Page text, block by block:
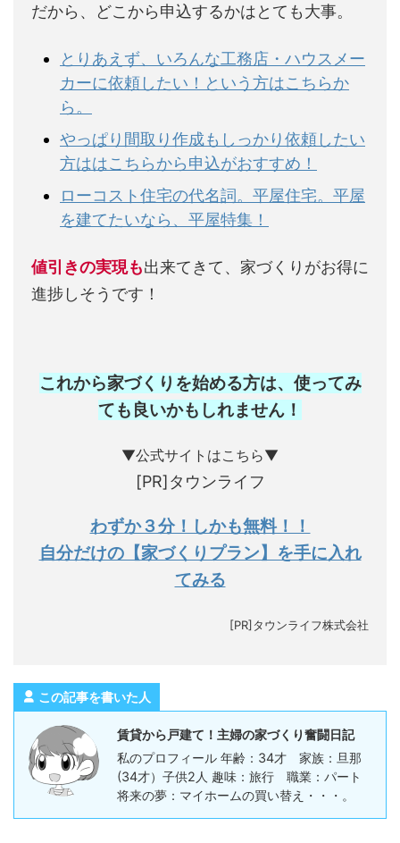
だから、どこから申込するかはとても大事。
とりあえず、いろんな工務店・ハウスメー
カーに依頼したい！という方はこちらか
ら。
やっぱり間取り作成もしっかり依頼したい
方ははこちらから申込がおすすめ！
ローコスト住宅の代名詞。平屋住宅。平屋
を建てたいなら、平屋特集！
値引きの実現も出来てきて、家づくりがお得に
進捗しそうです！
これから家づくりを始める方は、使ってみ
ても良いかもしれません ！
▼公式サイトはこちら▼
[PR]タウンライフ
わずか３分！しかも無料！！
自分だけの【家づくりプラン】を手に入れ
てみる
[PR]タウンライフ株式会社
この記事を書いた人
賃貸から戸建て！主婦の家づくり奮闘日記
私のプロフィール 年齢：34才 家族：旦那
(34才）子供2人 趣味：旅行 職業：パート
将来の夢：マイホームの買い替え・・・。